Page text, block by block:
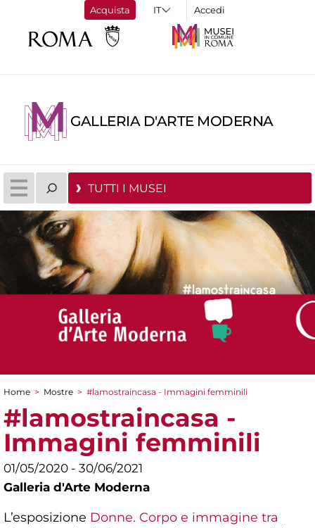
Acquista Accedi
GALLERIA D'ARTE MODERNA
TUTTI I MUSEI
Tu sei qui
Home > Mostre > #lamostraincasa - Immagini femminili
#lamostraincasa -
Immagini femminili
01/05/2020 - 30/06/2021
Galleria d'Arte Moderna
L’esposizione Donne. Corpo e immagine tra